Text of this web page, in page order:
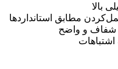
بالا
مطابق استانداردها
شفاف و واضح